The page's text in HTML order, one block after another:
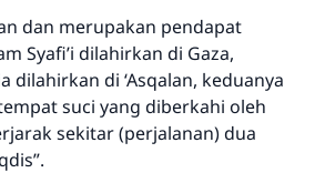
dan merupakan pendapat
Syafi’i dilahirkan di Gaza,
dilahirkan di ‘Asqalan, keduanya
suci yang diberkahi oleh
sekitar (perjalanan) dua